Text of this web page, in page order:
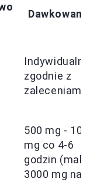
zgodnie z
zaleceniami
500 mg -
mg co 4-6
godzin
3000 mg na